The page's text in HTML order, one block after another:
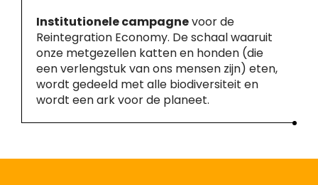
Institutionele campagnevoor de
Reintegration Economy. De schaal waaruit
onze metgezellen katten en honden (die
een verlengstuk van ons mensen zijn) eten,
wordt gedeeld met alle biodiversiteit en
wordt een ark voor de planeet.